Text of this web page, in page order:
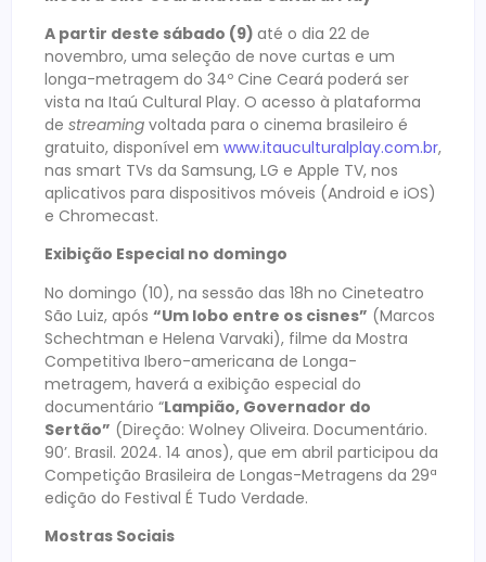
A partir deste sábado (9) até o dia 22 de
novembro, uma seleção de nove curtas e um
longa-metragem do 34º Cine Ceará poderá ser
vista na Itaú Cultural Play. O acesso à plataforma
de streaming voltada para o cinema brasileiro é
gratuito, disponível em www.itauculturalplay.com.br,
nas smart TVs da Samsung, LG e Apple TV, nos
aplicativos para dispositivos móveis (Android e iOS)
e Chromecast.
Exibição Especial no domingo
No domingo (10), na sessão das 18h no Cineteatro
São Luiz, após “Um lobo entre os cisnes” (Marcos
Schechtman e Helena Varvaki), filme da Mostra
Competitiva Ibero-americana de Longa-
metragem, haverá a exibição especial do
documentário “Lampião, Governador do
Sertão” (Direção: Wolney Oliveira. Documentário.
90’. Brasil. 2024. 14 anos), que em abril participou da
Competição Brasileira de Longas-Metragens da 29ª
edição do Festival É Tudo Verdade.
Mostras Sociais